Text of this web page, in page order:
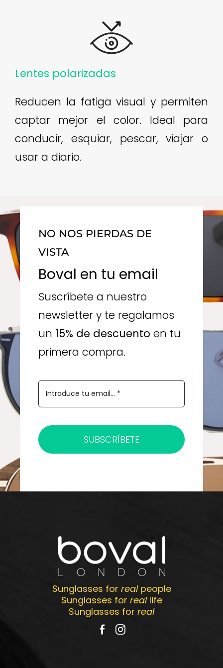
Lentes polarizadas
Reducen la fatiga visual y permiten
captar mejor el color. Ideal para
conducir, esquiar, pescar, viajar o
usar a diario.
NO NOS PIERDAS DE
VISTA
Boval en tu email
Suscríbete a nuestro
newsletter y te regalamos
un 15% de descuento en tu
primera compra.
SUBSCRÍBETE
Sunglasses for realpeople
Sunglasses for reallife
Sunglasses for real